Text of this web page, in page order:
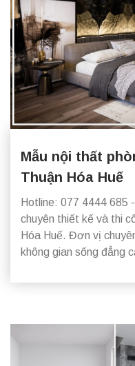
Mẫu nội thất
Thuận Hóa Huế
Hotline: 077 4444 685
chuyên thiết kế và thi
Hóa Huế. Đơn vị
không gian sống đẳng